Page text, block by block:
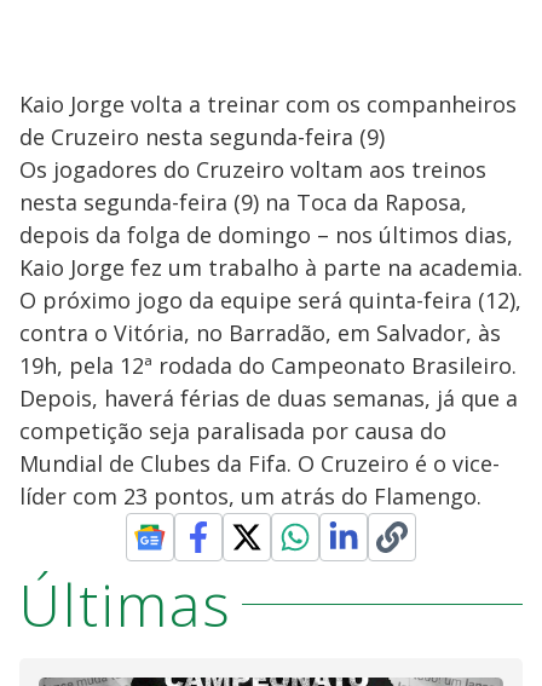
Kaio Jorge volta a treinar com os companheiros
de Cruzeiro nesta segunda-feira (9)
Os jogadores do Cruzeiro voltam aos treinos
nesta segunda-feira (9) na Toca da Raposa,
depois da folga de domingo – nos últimos dias,
Kaio Jorge fez um trabalho à parte na academia.
O próximo jogo da equipe será quinta-feira (12),
contra o Vitória, no Barradão, em Salvador, às
19h, pela 12ª rodada do Campeonato Brasileiro.
Depois, haverá férias de duas semanas, já que a
competição seja paralisada por causa do
Mundial de Clubes da Fifa. O Cruzeiro é o vice-
líder com 23 pontos, um atrás do Flamengo.
Últimas